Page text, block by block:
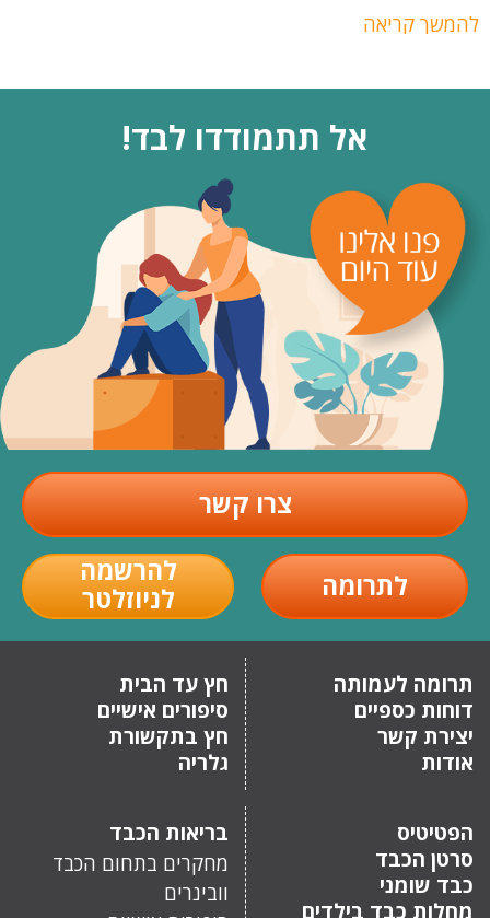
להמשך קריאה
אל תתמודדו לבד!
צרו קשר
לתרומה
להרשמה
לניוזלטר
תרומה לעמותה
דוחות כספיים
יצירת קשר
אודות
חץ עד הבית
סיפורים אישיים
חץ בתקשורת
גלריה
הפטיטיס
סרטן הכבד
כבד שומני
מחלות כבד בילדים
בריאות הכבד
מחקרים בתחום הכבד
וובינרים